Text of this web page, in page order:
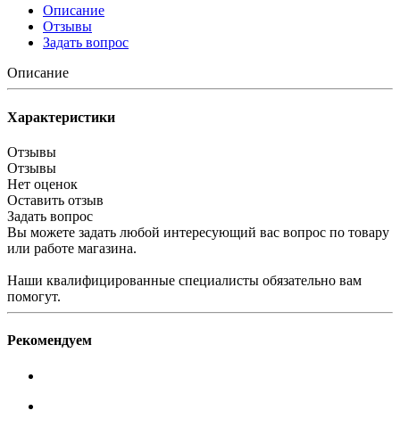
Описание
Отзывы
Задать вопрос
Описание
Характеристики
Отзывы
Отзывы
Нет оценок
Оставить отзыв
Задать вопрос
Вы можете задать любой интересующий вас вопрос по товару
или работе магазина.
Наши квалифицированные специалисты обязательно вам
помогут.
Рекомендуем